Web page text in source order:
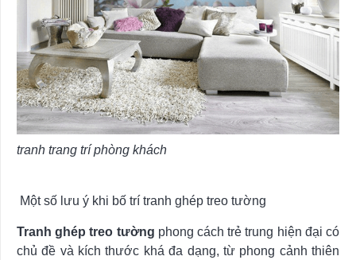
tranh trang trí phòng khách
Một số lưu ý khi bố trí tranh ghép treo tường
Tranh ghép treo tường phong cách trẻ trung hiện đại có
chủ đề và kích thước khá đa dạng, từ phong cảnh thiên